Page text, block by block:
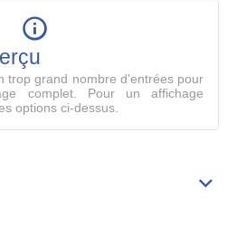
trop grand nombre d'entrées pour
complet. Pour un affichage
options ci-dessus.